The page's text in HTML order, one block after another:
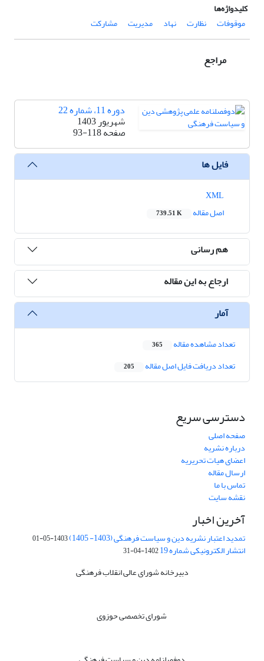
کلیدواژه‌ها
موقوفات
نظارت نهاد مدیریت مشارکت
مراجع
دوره 11، شماره 22
شهریور 1403
صفحه93-118
فایل ها
اصل مقاله
739.51 K
هم رسانی
ارجاع به این مقاله
آمار
تعداد مشاهده مقاله 365
تعداد دریافت فایل اصل مقاله 205
دسترسی سریع
صفحه اصلی
درباره نشریه
اعضای هیات تحریریه
ارسال مقاله
تماس با ما
نقشه سایت
آخرین اخبار
تمدید اعتبار نشریه دین و سیاست فرهنگی (1403- 1405) 1403-05-01
انتشار الکترونیکی شماره 19 1402-04-31
دبیرخانه شورای عالی انقلاب فرهنگی
شورای تخصصی حوزوی